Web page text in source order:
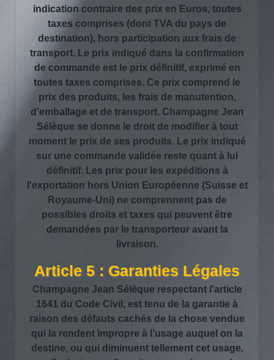
indication contraire des prix en Euros, toutes
taxes comprises (dont TVA du pays de
destination), hors participation aux frais de
transport. Le prix indiqué dans la confirmation
de commande est le prix définitif, exprimé en
toutes taxes comprises. Ce prix comprend le
prix des produits, les frais de manutention,
d'emballage et de transport. Champagne Jean
Sélèque se donne le droit de modifier à tout
moment le prix de ses produits. Le prix indiqué
sur une commande validée reste quant à lui
définitif. Les prix pour les expéditions à
l'exportation hors Union Européenne (Suisse et
Royaume-Uni) ne comprennent pas de
possibles droits et taxes qui peuvent être
demandées par le transporteur avant la
livraison.
Article 5 : Garanties Légales
Champagne Jean Sélèque respectant l'article
1641 du Code Civil, est tenu de la garantie à
raison des défauts cachés de la chose vendue
qui la rendent impropre à l’usage auquel on la
destine, ou qui diminuent tellement cet usage,